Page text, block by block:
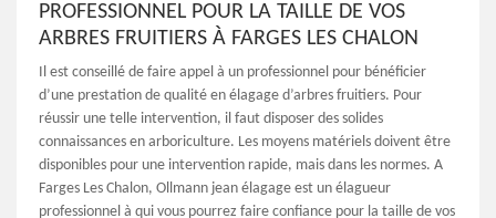
PROFESSIONNEL POUR LA TAILLE DE VOS
ARBRES FRUITIERS À FARGES LES CHALON
Il est conseillé de faire appel à un professionnel pour bénéficier
d’une prestation de qualité en élagage d’arbres fruitiers. Pour
réussir une telle intervention, il faut disposer des solides
connaissances en arboriculture. Les moyens matériels doivent être
disponibles pour une intervention rapide, mais dans les normes. A
Farges Les Chalon, Ollmann jean élagage est un élagueur
professionnel à qui vous pourrez faire confiance pour la taille de vos